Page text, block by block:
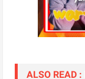
ALSO READ :